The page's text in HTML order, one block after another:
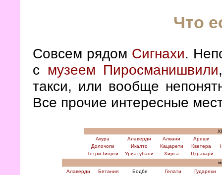
Что
Совсем рядом Сигнахи.
с музеем Пиросманишвили
такси, или вообще
Все прочие интересные
Акура
Алаверди Алвани
Ареши
Долочопи
Икалто Кацарети Кветера
Тетри Гиорги
Уриатубани Хирса
Цхракари
Алаверди
Бетания Бодбе Гелати
Гударехи